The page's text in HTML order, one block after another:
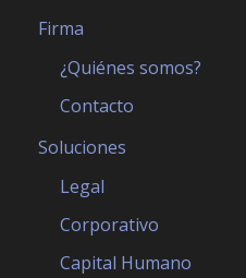
Firma
¿Quiénes somos?
Contacto
Soluciones
Legal
Corporativo
Capital Humano